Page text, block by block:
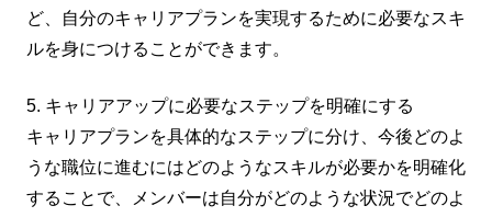
ど、自分のキャリアプランを実現するために必要なスキ
ルを身につけることができます。
5. キャリアアップに必要なステップを明確にする
キャリアプランを具体的なステップに分け、今後どのよ
うな職位に進むにはどのようなスキルが必要かを明確化
することで、メンバーは自分がどのような状況でどのよ